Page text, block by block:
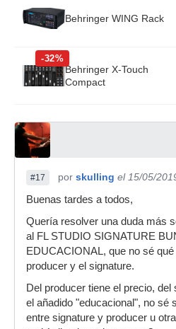
Behringer WING Rack
-32%
Behringer X-Touch
Compact
#17 por skulling el 15/05/
Buenas tardes a todos,
Quería resolver una duda más
al FL STUDIO SIGNATURE
EDUCACIONAL, que no sé
producer y el signature.
Del producer tiene el precio,
el añadido "educacional", no sé
entre signature y producer u